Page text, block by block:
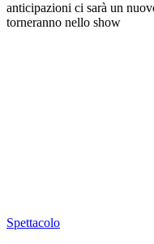
anticipazioni ci sarà un
torneranno nello show
Spettacolo